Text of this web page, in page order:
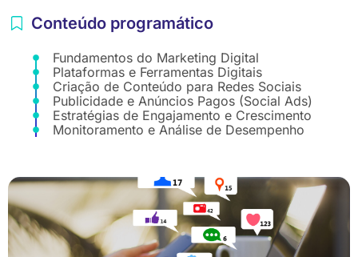
Conteúdo programático
Fundamentos do Marketing Digital
Plataformas e Ferramentas Digitais
Criação de Conteúdo para Redes Sociais
Publicidade e Anúncios Pagos (Social Ads)
Estratégias de Engajamento e Crescimento
Monitoramento e Análise de Desempenho